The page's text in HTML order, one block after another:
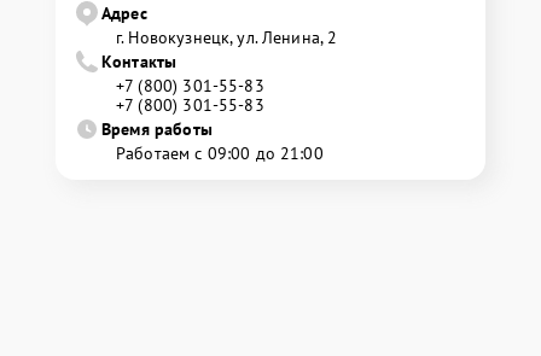
Адрес
г. Новокузнецк, ул. Ленина, 2
Контакты
+7 (800) 301-55-83
+7 (800) 301-55-83
Время работы
Работаем с 09:00 до 21:00